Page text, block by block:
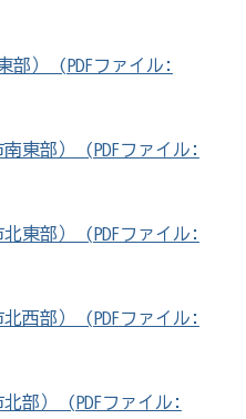
部） (PDFファイル:
東部） (PDFファイル:
東部） (PDFファイル:
西部） (PDFファイル:
部） (PDFファイル: